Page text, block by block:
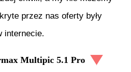
przez nas oferty były
internecie.
Multipic 5.1 Pro